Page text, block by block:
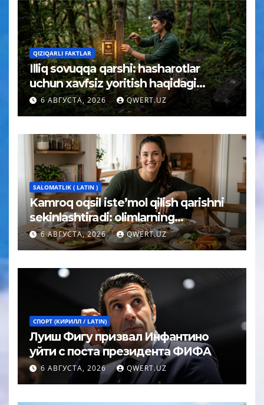
QIZIQARLI FAKTLAR
Illiq sovuqqa qarshi: hasharotlar
uchun xavfsiz yoritish haqidagi
tushuncha afsonasi yoʻq qilindi
6 АВГУСТА, 2026 QWERT.UZ
SALOMATLIK ( LATIN )
Kamroq oqsil iste’mol qilish qarishni
sekinlashtiradi: olimlarning
kutilmagan xulosasi
6 АВГУСТА, 2026 QWERT.UZ
СПОРТ (КИРИЛЛ / LATIN)
Луиш Фигу призвал Инфантино
уйти с поста президента ФИФА
6 АВГУСТА, 2026 QWERT.UZ